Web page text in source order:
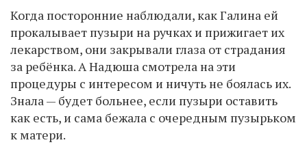
Когда посторонние наблюдали, как Галина ей
прокалывает пузыри на ручках и прижигает их
лекарством, они закрывали глаза от страдания
за ребёнка. А Надюша смотрела на эти
процедуры с интересом и ничуть не боялась их.
Знала — будет больнее, если пузыри оставить
как есть, и сама бежала с очередным пузырьком
к матери.